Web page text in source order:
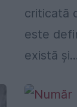
criticată
este
există